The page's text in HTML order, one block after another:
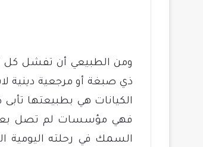
ومن الطبيعي أن تفشل كل
ذي صبغة أو مرجعية دينية
الكيانات هي بطبيعتها
فهي مؤسسات لم تصل بعد
السمك في رحلته اليومية